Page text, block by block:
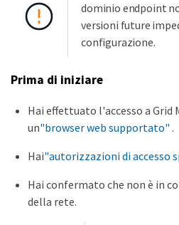
dominio endpoint
versioni future
configurazione.
Prima di iniziare
Hai effettuato l'accesso a Grid
un"browser web supportato" .
Hai"autorizzazioni di accesso
Hai confermato che non è in
della rete.